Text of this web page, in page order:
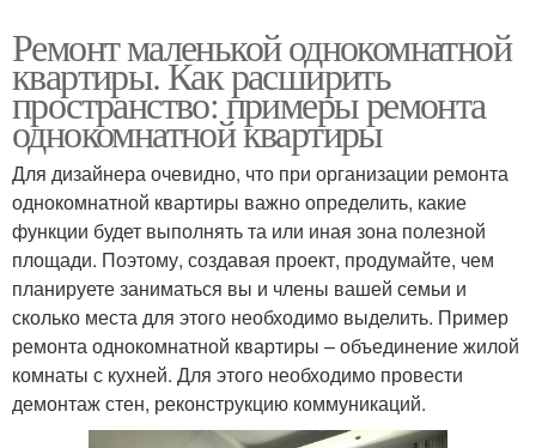
Ремонт маленькой однокомнатной
квартиры. Как расширить
пространство: примеры ремонта
однокомнатной квартиры
Для дизайнера очевидно, что при организации ремонта
однокомнатной квартиры важно определить, какие
функции будет выполнять та или иная зона полезной
площади. Поэтому, создавая проект, продумайте, чем
планируете заниматься вы и члены вашей семьи и
сколько места для этого необходимо выделить. Пример
ремонта однокомнатной квартиры – объединение жилой
комнаты с кухней. Для этого необходимо провести
демонтаж стен, реконструкцию коммуникаций.